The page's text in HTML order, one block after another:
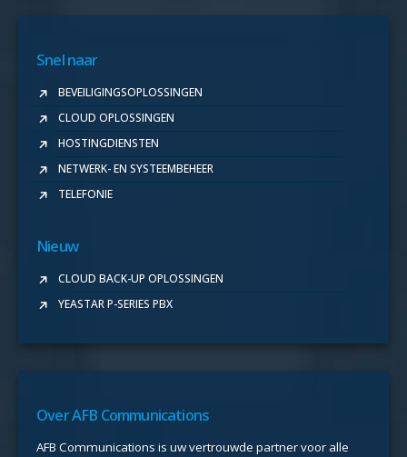
Snel naar
BEVEILIGINGSOPLOSSINGEN
CLOUD OPLOSSINGEN
HOSTINGDIENSTEN
NETWERK- EN SYSTEEMBEHEER
TELEFONIE
Nieuw
CLOUD BACK-UP OPLOSSINGEN
YEASTAR P-SERIES PBX
Over AFB Communications
AFB Communications is uw vertrouwde partner voor alle